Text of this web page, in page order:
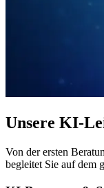
Unsere KI-
Von der ersten
begleitet Sie auf dem